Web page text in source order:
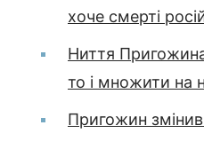
хоче смерті
Ниття
то і множити на
Пригожин змінив